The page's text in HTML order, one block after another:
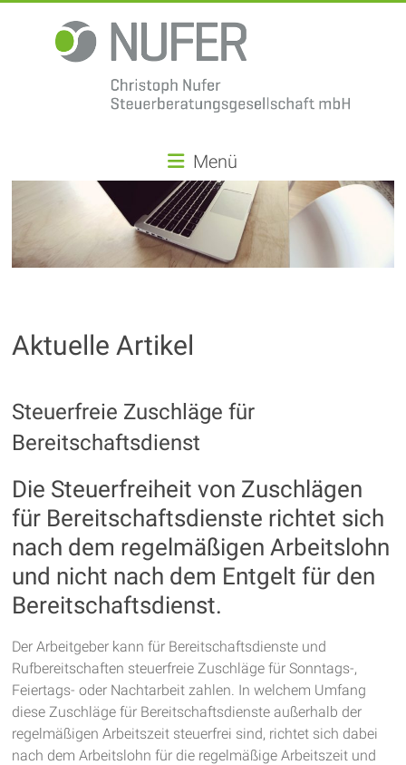
Nufer
Steuerberatungsgesellschaft
Menü
Aktuelle Artikel
Steuerfreie Zuschläge für
Bereitschaftsdienst
Die Steuerfreiheit von Zuschlägen
für Bereitschaftsdienste richtet sich
nach dem regelmäßigen Arbeitslohn
und nicht nach dem Entgelt für den
Bereitschaftsdienst.
Der Arbeitgeber kann für Bereitschaftsdienste und
Rufbereitschaften steuerfreie Zuschläge für Sonntags-,
Feiertags- oder Nachtarbeit zahlen. In welchem Umfang
diese Zuschläge für Bereitschaftsdienste außerhalb der
regelmäßigen Arbeitszeit steuerfrei sind, richtet sich dabei
nach dem Arbeitslohn für die regelmäßige Arbeitszeit und